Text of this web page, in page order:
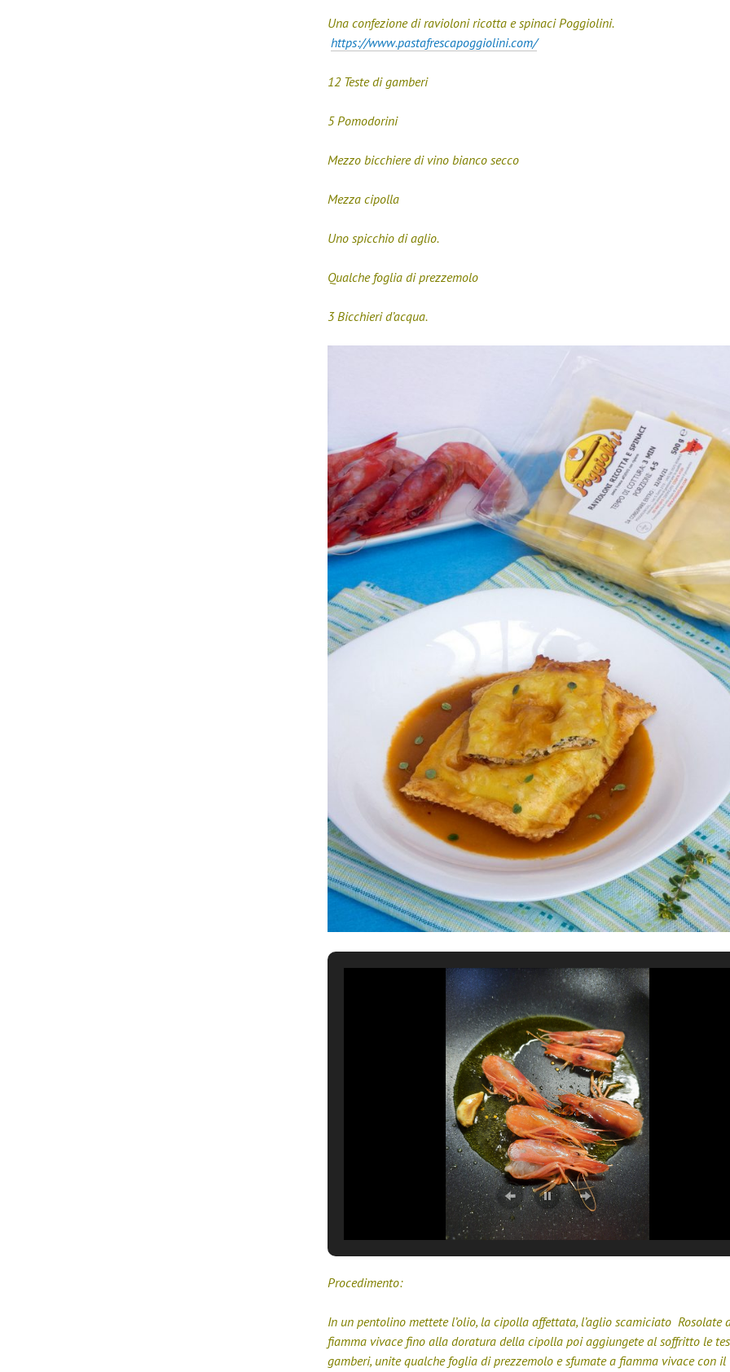
Una confezione di ravioloni ricotta e spinaci Poggiolini.
https://www.pastafrescapoggiolini.com/
12 Teste di gamberi
5 Pomodorini
Mezzo bicchiere di vino bianco secco
Mezza cipolla
Uno spicchio di aglio.
Qualche foglia di prezzemolo
3 Bicchieri d’acqua.
Procedimento:
In un pentolino mettete l’olio, la cipolla affettata, l’aglio scamiciato Rosolate
fiamma vivace fino alla doratura della cipolla poi aggiungete al soffritto le
gamberi, unite qualche foglia di prezzemolo e sfumate a fiamma vivace con il